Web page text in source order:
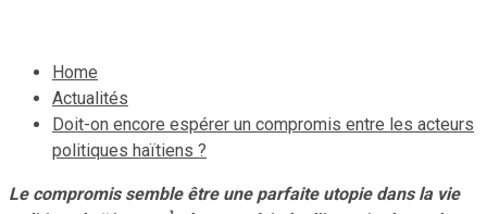
Home
Actualités
Doit-on encore espérer un compromis entre les acteurs
politiques haïtiens ?
Le compromis semble être une parfaite utopie dans la vie